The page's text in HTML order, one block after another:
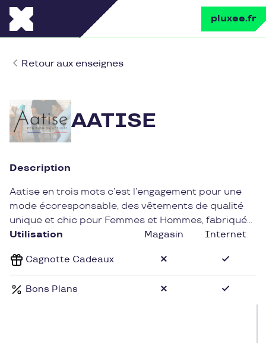
pluxee.fr
Retour aux enseignes
AATISE
Description
Aatise en trois mots c’est l’engagement pour une
mode écoresponsable, des vêtements de qualité
unique et chic pour Femmes et Hommes, fabriqués
en France dans leur propre atelier près de
Utilisation Magasin Internet
Cagnotte Cadeaux
Bons Plans